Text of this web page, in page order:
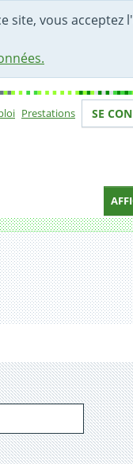
site, vous acceptez
Prestations SE